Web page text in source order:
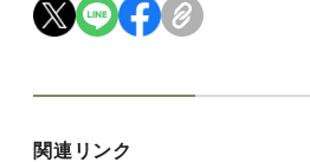
関連リンク